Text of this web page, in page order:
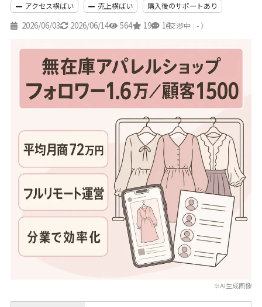
アクセス横ばい
売上横ばい 購入後のサポートあり
2026/06/03 2026/06/14 564 19 14
（交渉中 : - ）
※AI生成画像